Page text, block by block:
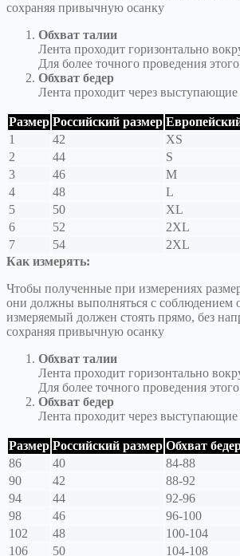
сохраняя привычную осанку
Обхват талии
Лента проходит горизонтально
Для более точного проведения
Обхват бедер
Лента проходит через
Размер Российский размер
1
42 XS
2
44 S
3
46 M
4
48 L
5
50 XL
6
52 2XL
7
54 2XL
Как измерять:
Чтобы полученные при измерениях
они должны выполняться с соблюдением
измеряемый должен стоять прямо, без
сохраняя привычную осанку
Обхват талии
Лента проходит горизонтально
Для более точного проведения
Обхват бедер
Лента проходит через
Размер Российский размер Обхват
86
40
84-88
90
42
88-92
94
44
92-96
98
46
96-100
102
48
100-104
106
50
104-108